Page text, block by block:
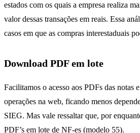
estados com os quais a empresa realiza
valor dessas transações em reais. Essa
casos em que as compras interestaduais
Download PDF em lote
Facilitamos o acesso aos PDFs das notas
operações na web, ficando menos
SIEG. Mas vale ressaltar que, por
PDF’s em lote de NF-es (modelo 55).